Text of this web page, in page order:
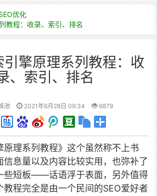
优化
教程：收录、索引、排名
擎原理系列教程：收
、索引、排名
池 2021年6月28日 09:34 6879
原理系列教程》这个虽然称不上书
信息量以及内容比较实用，也弥补了
些短板——话语浮于表面，另外值得
教程完全是由一个民间的SEO爱好者